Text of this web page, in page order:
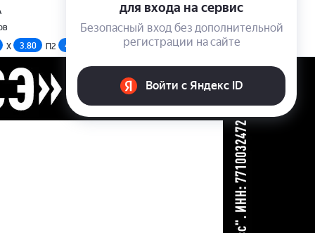
X 3.80 П2 4.70
Россия
PARI Первая лига
(ФНЛ)
Нефтехимик
П1